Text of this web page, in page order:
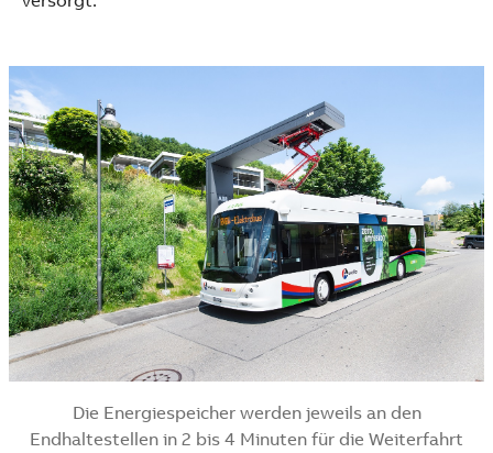
Die Energiespeicher werden jeweils an den
Endhaltestellen in 2 bis 4 Minuten für die Weiterfahrt